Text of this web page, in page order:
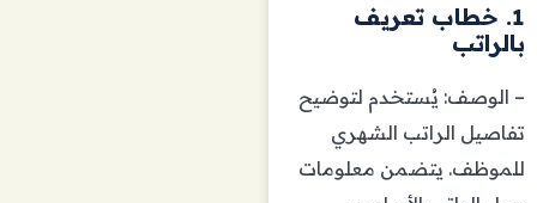
1. خطاب تعريف
بالراتب
– الوصف: يُستخدم لتوضيح
تفاصيل الراتب الشهري
للموظف. يتضمن معلومات